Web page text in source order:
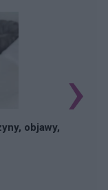
objawy,
›